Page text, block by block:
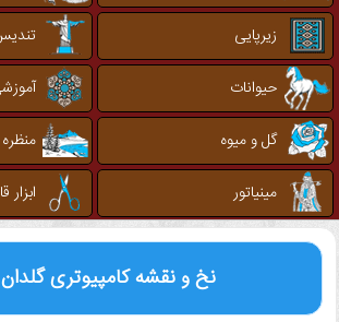
زیرپایی
حیوانات
گل و میوه
منظره
مینیاتور
ابزار
نخ و نقشه کامپیوتری